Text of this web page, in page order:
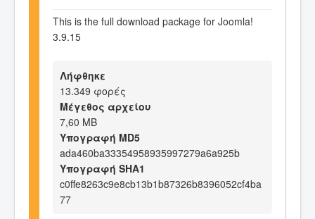
This is the full download package for Joomla!
3.9.15
Λήφθηκε
13.349 φορές
Μέγεθος αρχείου
7,60 MB
Υπογραφή MD5
ada460ba33354958935997279a6a925b
Υπογραφή SHA1
c0ffe8263c9e8cb13b1b87326b8396052cf4ba
77